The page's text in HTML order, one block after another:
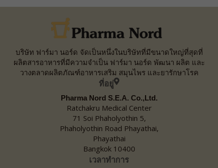
บริษัท ฟาร์มา นอร์ด จัดเป็นหนึ่งในบริษัทที่มีขนาดใหญ่ที่สุดที่
ผลิตสารอาหารที่มีความจำเป็น ฟาร์มา นอร์ด พัฒนา ผลิต และ
วางตลาดผลิตภัณฑ์อาหารเสริม สมุนไพร และยารักษาโรค
ที่อยู่
Pharma Nord S.E.A. Co.,Ltd.
Ratchakru Medical Center
71 Soi Phaholyothin 5,
Phaholyothin Road Phayathai,
Phayathai
Bangkok 10400
เวลาทำการ